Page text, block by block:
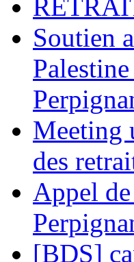
Soutien
Meeting
des
Appel
[BDS]